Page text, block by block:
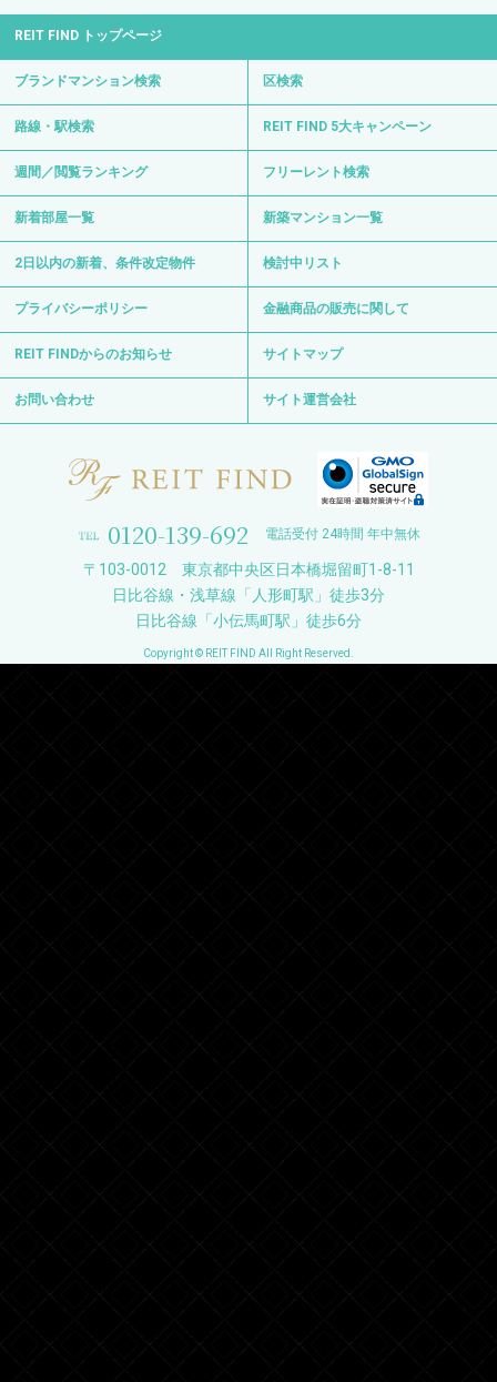
REIT FIND トップページ
ブランドマンション検索 区検索
路線・駅検索 REIT FIND 5大キャンペーン
週間／閲覧ランキング フリーレント検索
新着部屋一覧 新築マンション一覧
2日以内の新着、条件改定物件 検討中リスト
プライバシーポリシー 金融商品の販売に関して
REIT FINDからのお知らせ サイトマップ
お問い合わせ サイト運営会社
0120-139-692 電話受付 24時間 年中無休
〒103-0012 東京都中央区日本橋堀留町1-8-11
日比谷線・浅草線「人形町駅」徒歩3分
日比谷線「小伝馬町駅」徒歩6分
Copyright © REIT FIND All Right Reserved.